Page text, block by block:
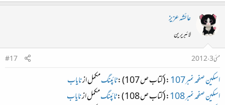
عائشہ عزیز
لائبریرین
مئی 3، 2012
#17
اسکین صفحہ نمبر107 : (کتاب ص 107) : ٹائپنگ مکمل ازنایاب
اسکین صفحہ نمبر 108
: (کتاب ص 108 ) : ٹائپنگ مکمل ازنایاب